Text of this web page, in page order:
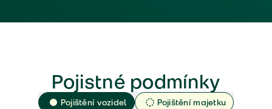
Pojistné podmínky
Pojištění vozidel
Pojištění majetku